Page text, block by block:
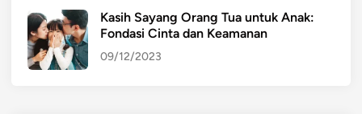
Kasih Sayang Orang Tua untuk Anak:
Fondasi Cinta dan Keamanan
09/12/2023